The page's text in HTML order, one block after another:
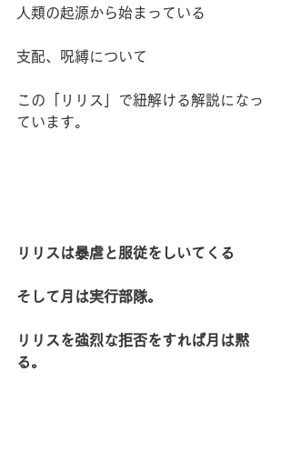
人類の起源から始まっている
支配、呪縛について
この「リリス」で紐解ける解説になっ
ています。
リリスは暴虐と服従をしいてくる
そして月は実行部隊。
リリスを強烈な拒否をすれば月は黙
る。